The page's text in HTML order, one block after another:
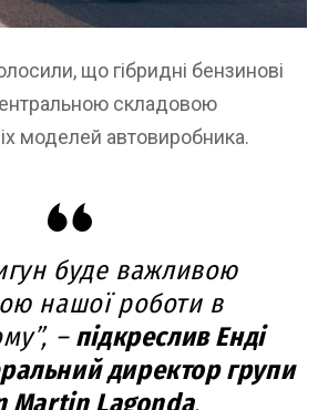
що гібридні бензинові
складовою
моделей автовиробника.
буде важливою
нашої роботи в
– підкреслив Енді
директор групи
Martin Lagonda.